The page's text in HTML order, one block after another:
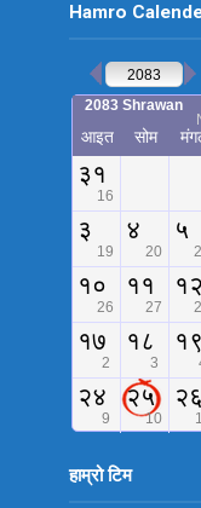
Hamro
हाम्रो टिम